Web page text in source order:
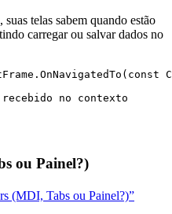
, suas telas sabem quando estão
carregar ou salvar dados no
( const
no contexto
ou Painel?)
(MDI, Tabs ou Painel?)”